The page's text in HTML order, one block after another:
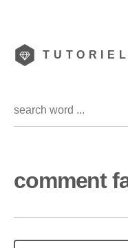
comment